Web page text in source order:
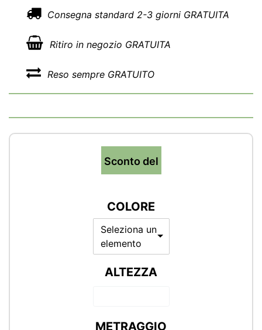
Consegna standard 2-3 giorni GRATUITA
Ritiro in negozio GRATUITA
Reso sempre GRATUITO
Sconto del
COLORE
Seleziona un
elemento
ALTEZZA
METRAGGIO